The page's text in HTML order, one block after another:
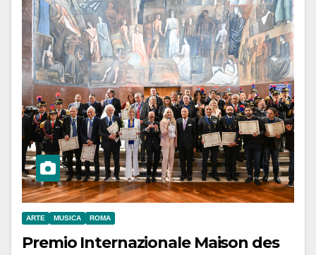
ARTE MUSICA ROMA
Premio Internazionale Maison des